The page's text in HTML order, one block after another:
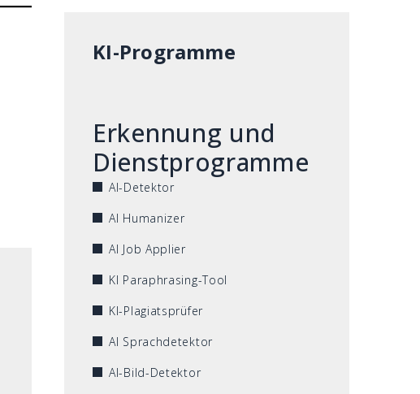
KI-Programme
Erkennung und
Dienstprogramme
AI-Detektor
AI Humanizer
AI Job Applier
KI Paraphrasing-Tool
KI-Plagiatsprüfer
AI Sprachdetektor
AI-Bild-Detektor